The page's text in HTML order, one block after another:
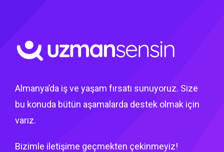
Almanya’da iş ve yaşam fırsatı sunuyoruz. Size
bu konuda bütün aşamalarda destek olmak için
varız.
Bizimle iletişime geçmekten çekinmeyiz!